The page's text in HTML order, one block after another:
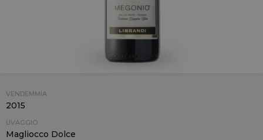
VENDEMMIA:
2015
UVAGGIO:
Magliocco Dolce